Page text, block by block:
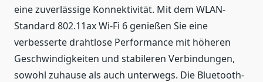
eine zuverlässige Konnektivität. Mit dem WLAN-
Standard 802.11ax Wi-Fi 6 genießen Sie eine
verbesserte drahtlose Performance mit höheren
Geschwindigkeiten und stabileren Verbindungen,
sowohl zuhause als auch unterwegs. Die Bluetooth-